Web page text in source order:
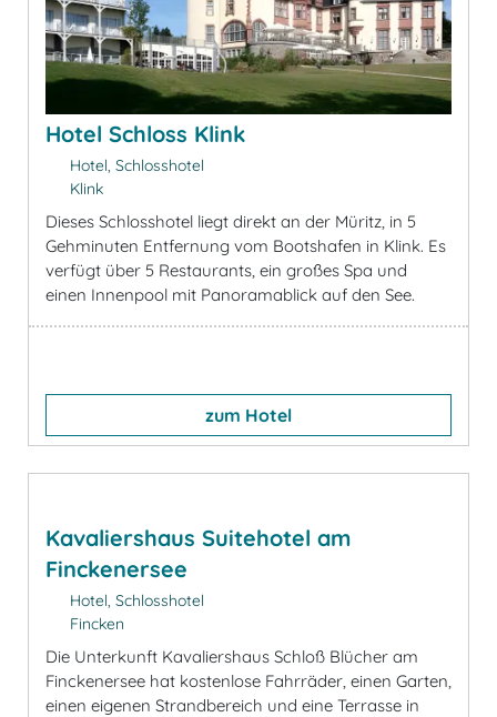
Hotel Schloss Klink
Hotel, Schlosshotel
Klink
Dieses Schlosshotel liegt direkt an der Müritz, in 5
Gehminuten Entfernung vom Bootshafen in Klink. Es
verfügt über 5 Restaurants, ein großes Spa und
einen Innenpool mit Panoramablick auf den See.
zum Hotel
Kavaliershaus Suitehotel am
Finckenersee
Hotel, Schlosshotel
Fincken
Die Unterkunft Kavaliershaus Schloß Blücher am
Finckenersee hat kostenlose Fahrräder, einen Garten,
einen eigenen Strandbereich und eine Terrasse in